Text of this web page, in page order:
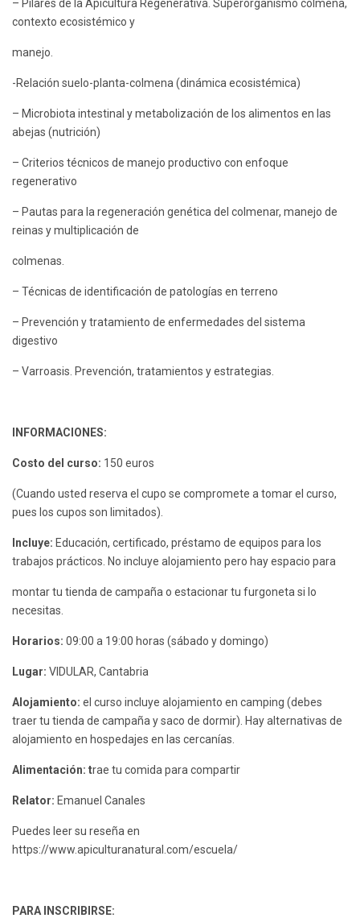
– Pilares de la Apicultura Regenerativa. Superorganismo colmena,
contexto ecosistémico y
manejo.
-Relación suelo-planta-colmena (dinámica ecosistémica)
– Microbiota intestinal y metabolización de los alimentos en las
abejas (nutrición)
– Criterios técnicos de manejo productivo con enfoque
regenerativo
– Pautas para la regeneración genética del colmenar, manejo de
reinas y multiplicación de
colmenas.
– Técnicas de identificación de patologías en terreno
– Prevención y tratamiento de enfermedades del sistema
digestivo
– Varroasis. Prevención, tratamientos y estrategias.
INFORMACIONES:
Costo del curso: 150 euros
(Cuando usted reserva el cupo se compromete a tomar el curso,
pues los cupos son limitados).
Incluye: Educación, certificado, préstamo de equipos para los
trabajos prácticos. No incluye alojamiento pero hay espacio para
montar tu tienda de campaña o estacionar tu furgoneta si lo
necesitas.
Horarios: 09:00 a 19:00 horas (sábado y domingo)
Lugar: VIDULAR, Cantabria
Alojamiento: el curso incluye alojamiento en camping (debes
traer tu tienda de campaña y saco de dormir). Hay alternativas de
alojamiento en hospedajes en las cercanías.
Alimentación: trae tu comida para compartir
Relator: Emanuel Canales
Puedes leer su reseña en
https://www.apiculturanatural.com/escuela/
PARA INSCRIBIRSE: